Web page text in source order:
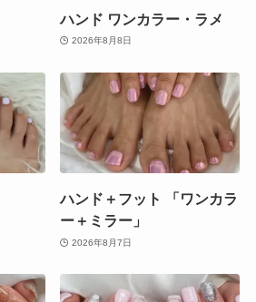
ハンド ワンカラー・ラメ
2026年8月8日
ハンド＋フット 「ワンカラ
ー＋ミラー」
2026年8月7日